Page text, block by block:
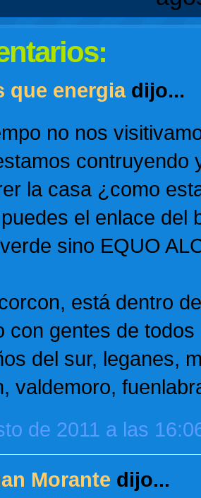
que energiadijo...
no nos
contruyendo
la casa ¿como
el enlace del
sino EQUO
está dentro
con gentes de
del sur, leganes,
valdemoro,
de 2011 a las
Morante dijo...